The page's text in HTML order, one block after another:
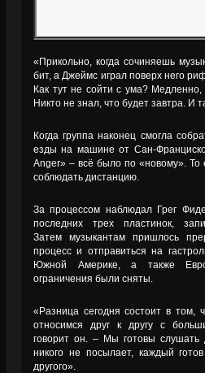
«Прикольно, когда сочиняешь
бит, а Джеймс играл поверх него
Как тут не сойти с ума?
Никто не знал, что будет завтра. И
Когда группа наконец смогла
езды на машине от Сан-
Anger» – всё было по «новому». То
соблюдать дистанцию.
За процессом наблюдал Грег
последних трех пластинок,
Затем музыкантам пришлось
процесс и отправиться на
Южной Америке, а также
ограничения были сняты.
«Разница сегодня состоит в том,
относимся друг к другу с
говорит он. – Мы готовы слушать
никого не посылает, каждый
другого».